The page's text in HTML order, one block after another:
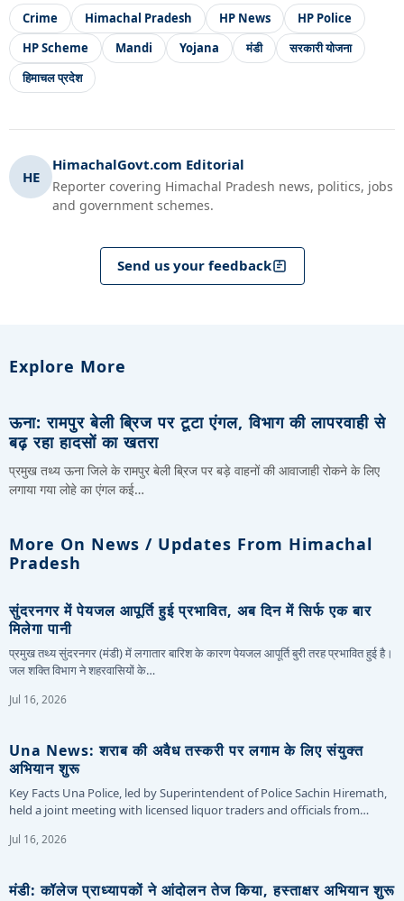
Crime Himachal Pradesh HP News
HP Police
HP Scheme
Mandi Yojana मंडी
सरकारी योजना
हिमाचल प्रदेश
HE
HimachalGovt.com Editorial
Reporter covering Himachal Pradesh news, politics, jobs
and government schemes.
Send us your feedback
Explore More
ऊना: रामपुर बेली ब्रिज पर टूटा एंगल, विभाग की लापरवाही से
बढ़ रहा हादसों का खतरा
प्रमुख तथ्य ऊना जिले के रामपुर बेली ब्रिज पर बड़े वाहनों की आवाजाही रोकने के लिए
लगाया गया लोहे का एंगल कई…
More On News / Updates From Himachal
Pradesh
सुंदरनगर में पेयजल आपूर्ति हुई प्रभावित, अब दिन में सिर्फ एक बार
मिलेगा पानी
प्रमुख तथ्य सुंदरनगर (मंडी) में लगातार बारिश के कारण पेयजल आपूर्ति बुरी तरह प्रभावित हुई है।
जल शक्ति विभाग ने शहरवासियों के…
Jul 16, 2026
Una News: शराब की अवैध तस्करी पर लगाम के लिए संयुक्त
अभियान शुरू
Key Facts Una Police, led by Superintendent of Police Sachin Hiremath,
held a joint meeting with licensed liquor traders and officials from…
Jul 16, 2026
मंडी: कॉलेज प्राध्यापकों ने आंदोलन तेज किया, हस्ताक्षर अभियान शुरू